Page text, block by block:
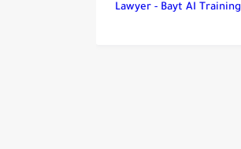
Lawyer - Bayt AI